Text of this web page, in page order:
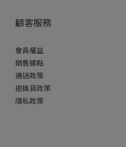
顧客服務
會員權益
銷售據點
運送政策
退換貨政策
隱私政策